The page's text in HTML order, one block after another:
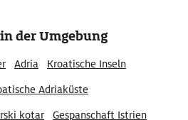
der Umgebung
Adria
Kroatische Inseln
Adriaküste
kotar
Gespanschaft Istrien